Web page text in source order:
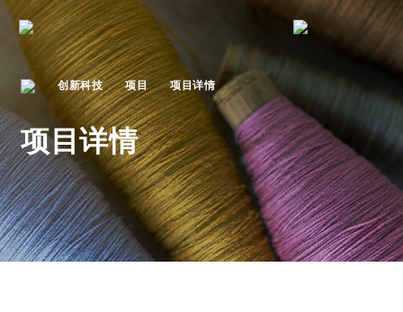
创新科技 项目 项目详情
项目详情